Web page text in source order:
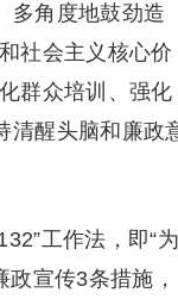
多角度地鼓劲造
社会主义核心价
群众培训、强化
清醒头脑和廉政
工作法，即“为
宣传3条措施，